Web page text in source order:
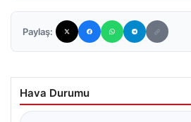
Paylaş:
Hava Durumu